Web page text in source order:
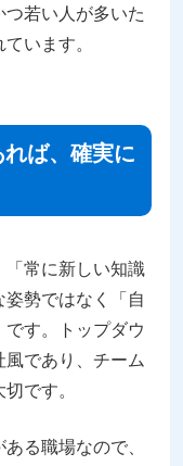
若い人が多いた
います。
れば、確実に
「常に新しい知識
勢ではなく「自
す。トップダウ
であり、チーム
です。
る職場なので、